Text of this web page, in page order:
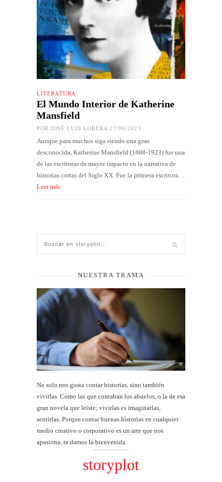
LITERATURA
El Mundo Interior de Katherine
Mansfield
POR JOSÉ LUIS LOBERA 27/06/2023
Aunque para muchos siga siendo una gran
desconocida, Katherine Mansfield (1888-1923) fue una
de las escritoras de mayor impacto en la narrativa de
historias cortas del Siglo XX. Fue la primera escritora…
Leer más
NUESTRA TRAMA
No solo nos gusta contar historias, sino también
vivirlas. Como las que contaban los abuelos, o la de esa
gran novela que leíste; vivirlas es imaginarlas,
sentirlas. Porque contar buenas historias en cualquier
medio creativo o corporativo es un arte que nos
apasiona, te damos la bienvenida.
storyplot